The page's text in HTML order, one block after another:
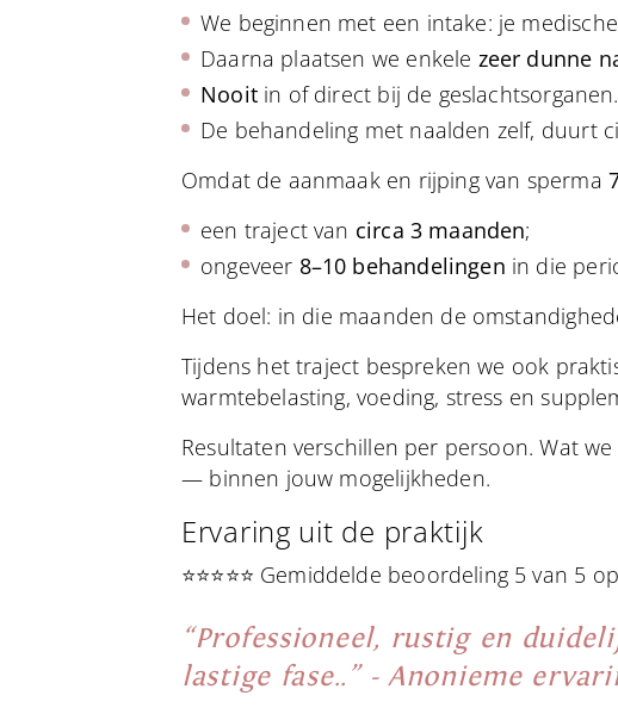
We beginnen met een intake: je
Daarna plaatsen we enkele zeer dunne
Nooitin of direct bij de
De behandeling met naalden zelf, duurt
Omdat de aanmaak en rijping van sperma
een traject van circa 3 maanden;
ongeveer 8–10 behandelingen in die
Het doel: in die maanden de
Tijdens het traject bespreken we ook
warmtebelasting, voeding, stress en
Resultaten verschillen per persoon. Wat
— binnen jouw mogelijkheden.
Ervaring uit de praktijk
⭐⭐⭐⭐⭐ Gemiddelde beoordeling 5 van 5 op
“Professioneel, rustig en
lastige fase..” - Anonieme